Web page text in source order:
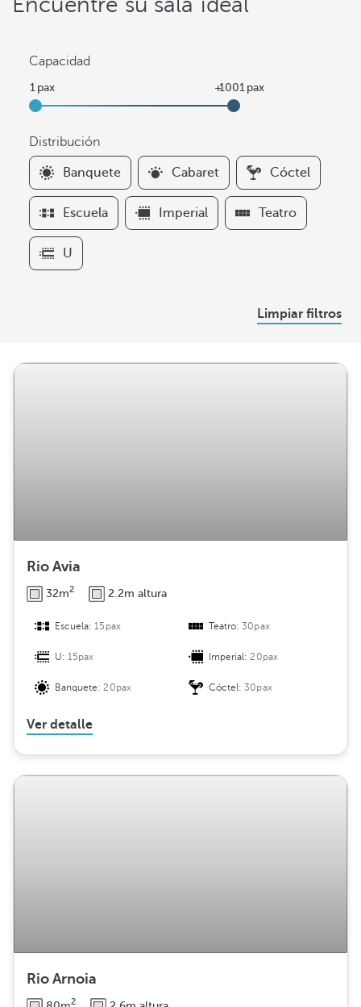
Capacidad
Distribución
F
i
l
t
e
r
Banquete Cabaret Cóctel
Escuela Imperial Teatro
U
Limpiar filtros
Rio Avia
32m2 2.2m altura
Escuela:15pax Teatro:30pax
U:15pax Imperial:20pax
Banquete:20pax Cóctel:30pax
Ver detalle
Rio Arnoia
2